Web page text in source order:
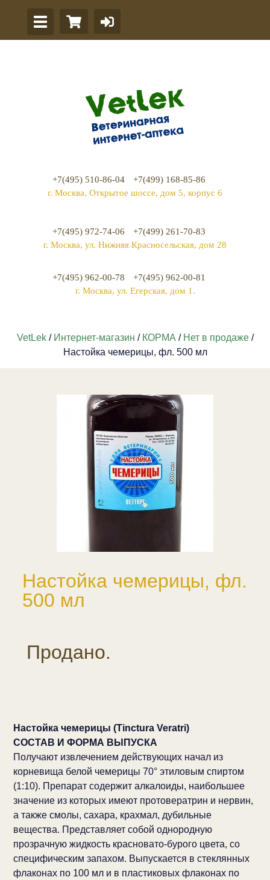
+7(495) 510-86-04
+7(499) 168-85-86
г. Москва, Открытое шоссе, дом 5, корпус 6
+7(495) 972-74-06
+7(499) 261-70-83
г. Москва, ул. Нижняя Красносельская, дом 28
+7(495) 962-00-78
+7(495) 962-00-81
г. Москва, ул. Егерская, дом 1.
VetLek/ Интернет-магазин / КОРМА / Нет в продаже/
Настойка чемерицы, фл. 500 мл
Настойка чемерицы, фл.
500 мл
Продано.
Настойка чемерицы (Tinctura Veratri)
СОСТАВ И ФОРМА ВЫПУСКА
Получают извлечением действующих начал из
корневища белой чемерицы 70° этиловым спиртом
(1:10). Препарат содержит алкалоиды, наибольшее
значение из которых имеют протовератрин и нервин,
а также смолы, сахара, крахмал, дубильные
вещества. Представляет собой однородную
прозрачную жидкость красновато-бурого цвета, со
специфическим запахом. Выпускается в стеклянных
флаконах по 100 мл и в пластиковых флаконах по